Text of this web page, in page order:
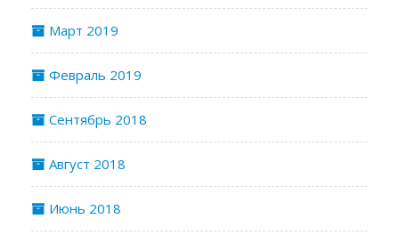
Март 2019
Февраль 2019
Сентябрь 2018
Август 2018
Июнь 2018